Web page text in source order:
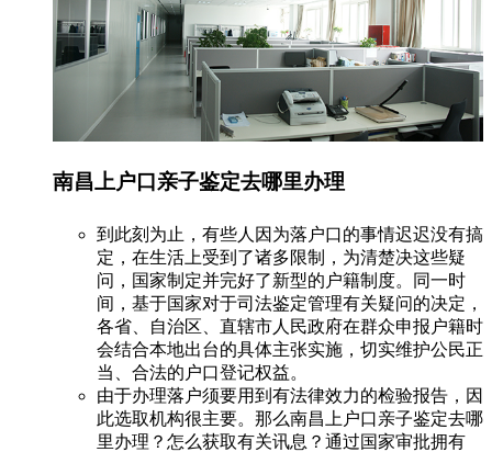
南昌上户口亲子鉴定去哪里办理
到此刻为止，有些人因为落户口的事情迟迟没有搞
定，在生活上受到了诸多限制，为清楚决这些疑
问，国家制定并完好了新型的户籍制度。同一时
间，基于国家对于司法鉴定管理有关疑问的决定，
各省、自治区、直辖市人民政府在群众申报户籍时
会结合本地出台的具体主张实施，切实维护公民正
当、合法的户口登记权益。
由于办理落户须要用到有法律效力的检验报告，因
此选取机构很主要。那么南昌上户口亲子鉴定去哪
里办理？怎么获取有关讯息？通过国家审批拥有